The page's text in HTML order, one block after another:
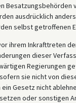
ausdrücklich
selbst getroffenen
ihrem Inkrafttreten
dieser
Regierungen
sie nicht von
Gesetz nicht
oder sonstigen